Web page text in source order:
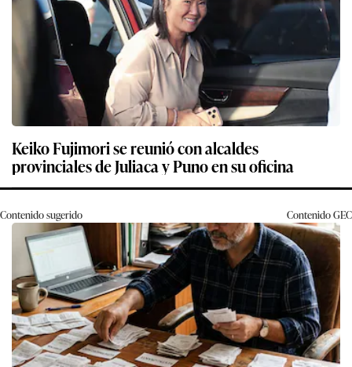
Keiko Fujimori se reunió con alcaldes
provinciales de Juliaca y Puno en su oficina
Contenido sugerido ContenidoGEC